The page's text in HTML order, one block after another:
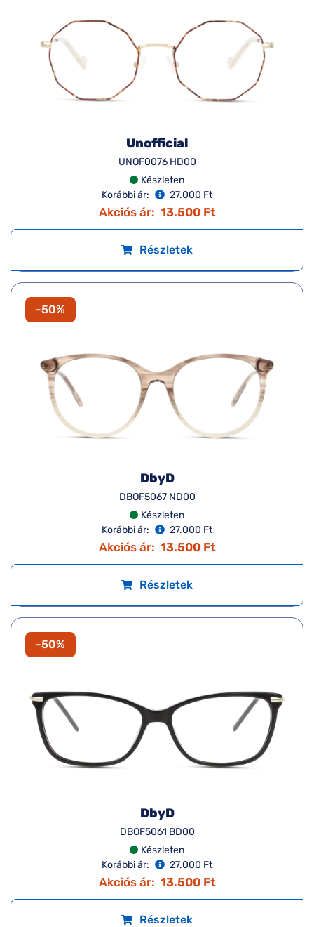
Unofficial
UNOF0076 HD00
Készleten
Korábbi ár:
27.000 Ft
Akciós ár: 13.500 Ft
Részletek
-50%
DbyD
DBOF5067 ND00
Készleten
Korábbi ár:
27.000 Ft
Akciós ár: 13.500 Ft
Részletek
-50%
DbyD
DBOF5061 BD00
Készleten
Korábbi ár:
27.000 Ft
Akciós ár: 13.500 Ft
Részletek